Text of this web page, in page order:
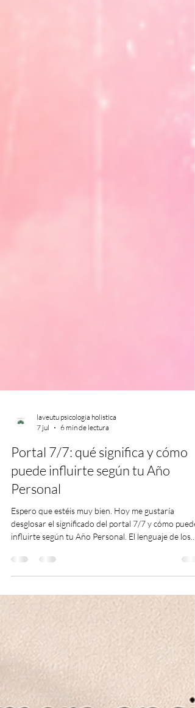
laveutu psicologia holistica
7 jul
6 min de lectura
Portal 7/7: qué significa y cómo
puede influirte según tu Año
Personal
desglosar el significado del portal 7/7 y cómo puede
hablamos de portales en numerología, nos
a momentos de gran sintonía interna y apertura
consciente. Un portal es una fecha del calendario
donde una vibración numérica específica se duplica,
se concentra y se eleva. Esto genera una frecuencia
idónea para conectar con nuestra s